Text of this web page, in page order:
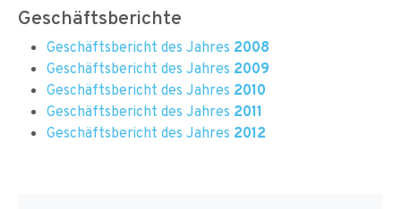
Geschäftsberichte
Geschäftsbericht des Jahres 2008
Geschäftsbericht des Jahres 2009
Geschäftsbericht des Jahres 2010
Geschäftsbericht des Jahres 2011
Geschäftsbericht des Jahres 2012